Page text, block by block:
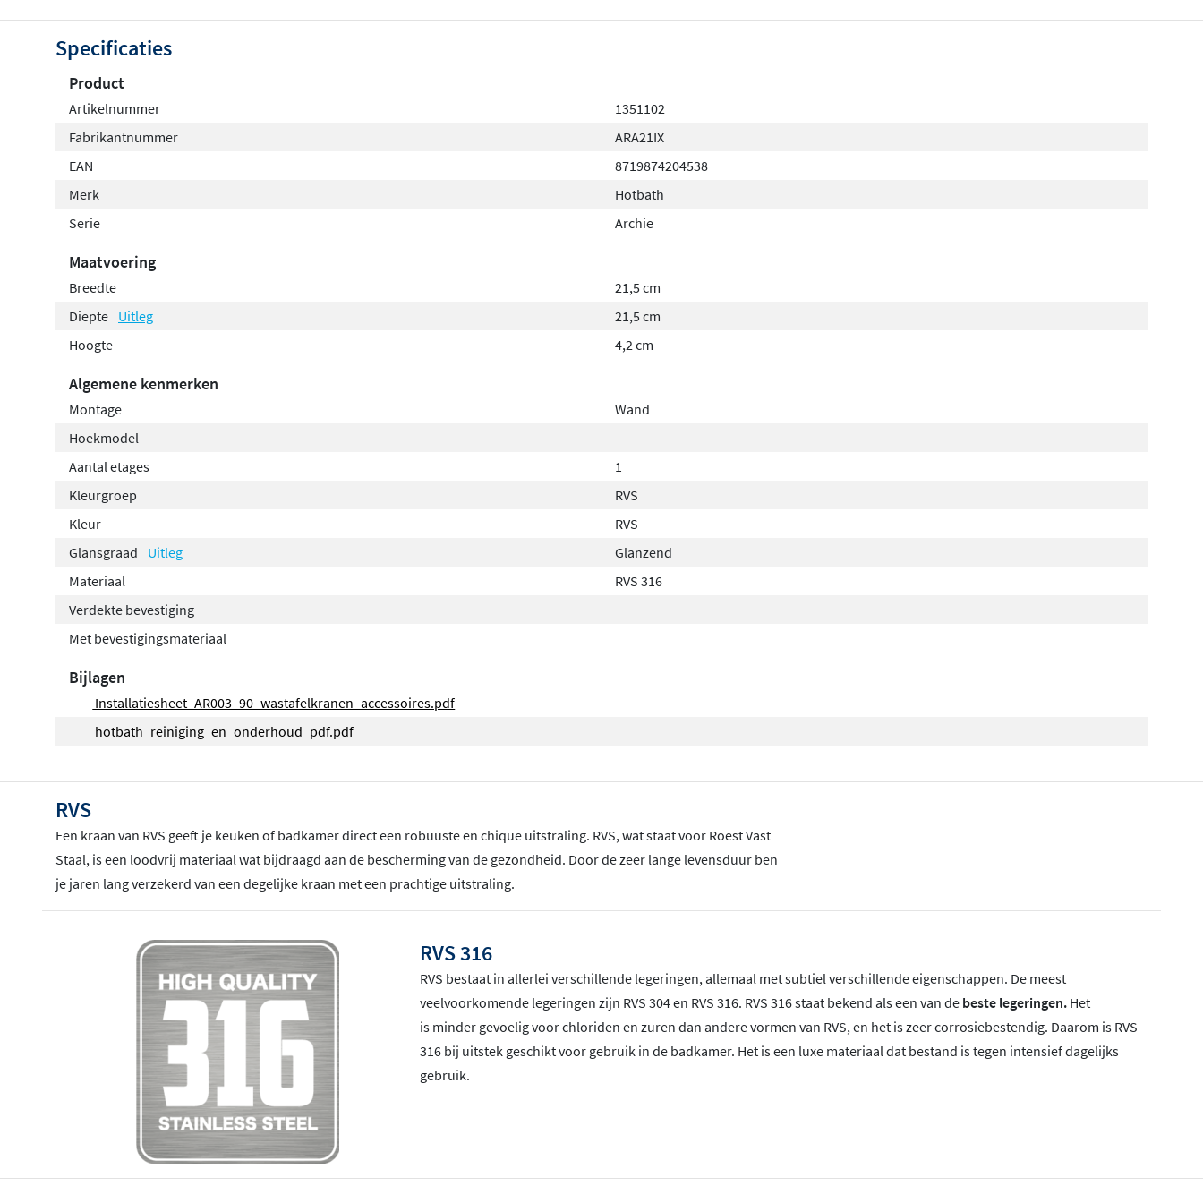
RVS 316 blijft de korf mooi en is hij eenvoudig schoon te houden.
Specificaties
Product
Artikelnummer
1351102
Fabrikantnummer
ARA21IX
EAN
8719874204538
Merk
Hotbath
Serie
Archie
Maatvoering
Breedte
21,5 cm
Diepte Uitleg
21,5 cm
Hoogte
4,2 cm
Algemene kenmerken
Montage
Wand
Hoekmodel
Aantal etages
1
Kleurgroep
RVS
Kleur
RVS
Glansgraad
Uitleg
Glanzend
Materiaal
RVS 316
Verdekte bevestiging
Met bevestigingsmateriaal
Bijlagen
Installatiesheet_AR003_90_wastafelkranen_accessoires.pdf
hotbath_reiniging_en_onderhoud_pdf.pdf
RVS
Een kraan van RVS geeft je keuken of badkamer direct een robuuste en chique uitstraling. RVS, wat staat voor Roest Vast
Staal, is een loodvrij materiaal wat bijdraagd aan de bescherming van de gezondheid. Door de zeer lange levensduur ben
je jaren lang verzekerd van een degelijke kraan met een prachtige uitstraling.
RVS 316
RVS bestaat in allerlei verschillende legeringen, allemaal met subtiel verschillende eigenschappen. De meest
veelvoorkomende legeringen zijn RVS 304 en RVS 316. RVS 316 staat bekend als een van de beste legeringen. Het
is minder gevoelig voor chloriden en zuren dan andere vormen van RVS, en het is zeer corrosiebestendig. Daarom is RVS
316 bij uitstek geschikt voor gebruik in de badkamer. Het is een luxe materiaal dat bestand is tegen intensief dagelijks
gebruik.